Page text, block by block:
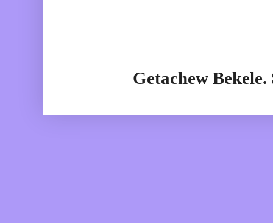
Getachew